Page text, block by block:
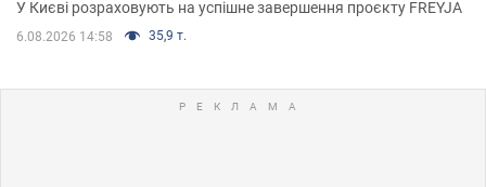
У Києві розраховують на успішне завершення проєкту FREYJA
6.08.2026 14:58 35,9 т.